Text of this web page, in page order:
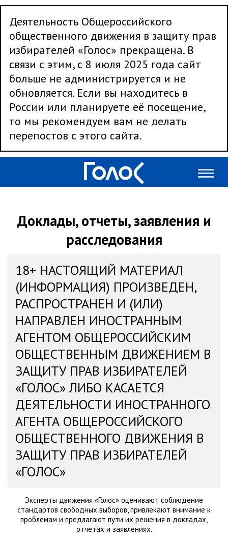
Деятельность Общероссийского
общественного движения в защиту прав
избирателей «Голос» прекращена. В
связи с этим, с 8 июля 2025 года сайт
больше не администрируется и не
обновляется. Если вы находитесь в
России или планируете её посещение,
то мы рекомендуем вам не делать
перепостов с этого сайта.
Доклады, отчеты, заявления и
расследования
18+ НАСТОЯЩИЙ МАТЕРИАЛ
(ИНФОРМАЦИЯ) ПРОИЗВЕДЕН,
РАСПРОСТРАНЕН И (ИЛИ)
НАПРАВЛЕН ИНОСТРАННЫМ
АГЕНТОМ ОБЩЕРОССИЙСКИМ
ОБЩЕСТВЕННЫМ ДВИЖЕНИЕМ В
ЗАЩИТУ ПРАВ ИЗБИРАТЕЛЕЙ
«ГОЛОС» ЛИБО КАСАЕТСЯ
ДЕЯТЕЛЬНОСТИ ИНОСТРАННОГО
АГЕНТА ОБЩЕРОССИЙСКОГО
ОБЩЕСТВЕННОГО ДВИЖЕНИЯ В
ЗАЩИТУ ПРАВ ИЗБИРАТЕЛЕЙ
«ГОЛОС»
Эксперты движения «Голос» оценивают соблюдение
стандартов свободных выборов, привлекают внимание к
проблемам и предлагают пути их решения в докладах,
отчетах и заявлениях.